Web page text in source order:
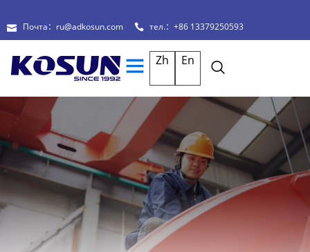
Почта：ru@adkosun.com тел.：+86 13379250593
Zh En